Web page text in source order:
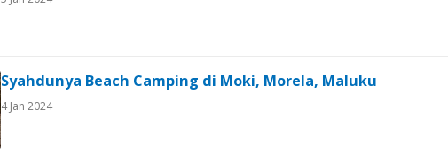
Syahdunya Beach Camping di Moki, Morela, Maluku
4 Jan 2024